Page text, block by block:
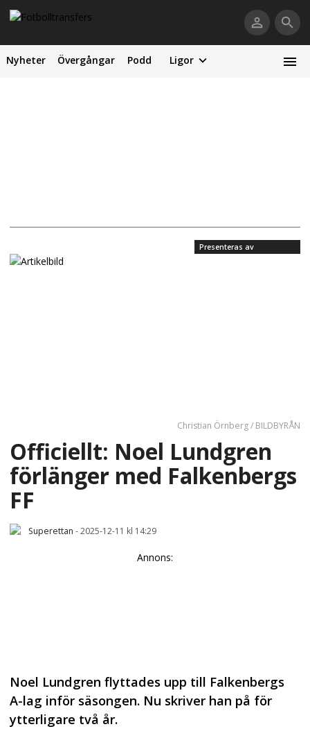
Nyheter Övergångar Podd Ligor
Presenteras av
Christian Örnberg / BILDBYRÅN
Officiellt: Noel Lundgren
förlänger med Falkenbergs
FF
Superettan -2025-12-11 kl 14:29
Annons:
Noel Lundgren flyttades upp till Falkenbergs
A-lag inför säsongen. Nu skriver han på för
ytterligare två år.